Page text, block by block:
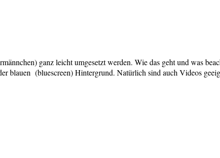
ganz leicht umgesetzt werden. Wie das geht und was
blauen (bluescreen) Hintergrund. Natürlich sind auch Videos